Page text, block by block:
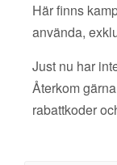
Här finns
använda,
Just nu har
Återkom
rabattkoder